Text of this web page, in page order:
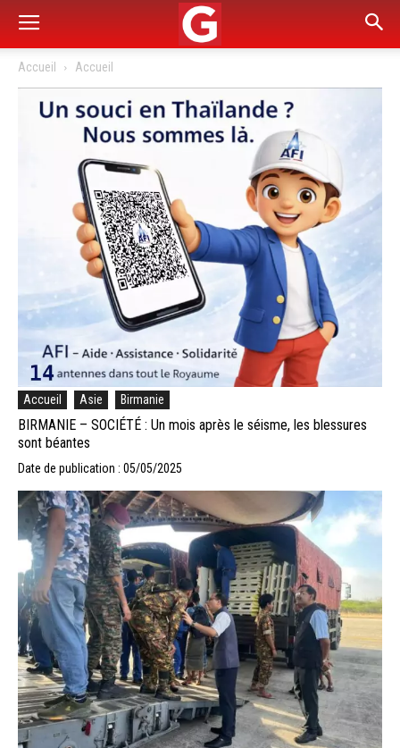
Accueil Accueil
Accueil Asie Birmanie
BIRMANIE – SOCIÉTÉ : Un mois après le séisme, les blessures
sont béantes
Date de publication : 05/05/2025